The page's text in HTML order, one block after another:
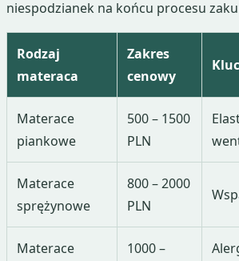
niespodzianek na końcu procesu
Rodzaj
materaca
Zakres
cenowy
Materace
piankowe
500 – 1500
PLN
Materace
sprężynowe
800 – 2000
PLN
Materace
1000 –